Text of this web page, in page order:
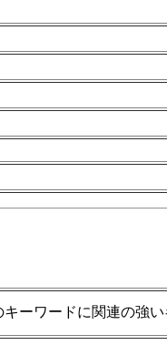
キーワードに関連の強